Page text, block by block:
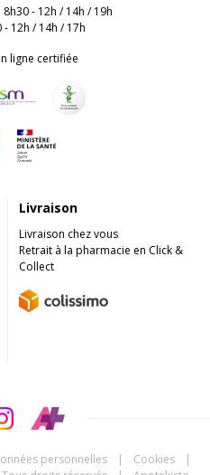
- 12h / 14h / 19h
- 12h / 14h / 17h
ligne certifiée
Livraison
Livraison chez vous
Retrait à la pharmacie en Click &
Collect
personnelles | Cookies
|